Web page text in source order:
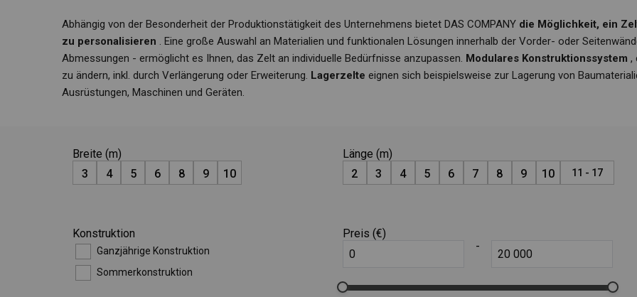
Abhängig von der Besonderheit der Produktionstätigkeit des Unternehmens bietet DAS COMPANY die Möglichkeit, ein
zu personalisieren . Eine große Auswahl an Materialien und funktionalen Lösungen innerhalb der Vorder- oder
Abmessungen - ermöglicht es Ihnen, das Zelt an individuelle Bedürfnisse anzupassen. Modulares Konstruktionssystem ,
zu ändern, inkl. durch Verlängerung oder Erweiterung. Lagerzelte eignen sich beispielsweise zur Lagerung von
Ausrüstungen, Maschinen und Geräten.
Breite (m)
3
4 5 6 8 9 10
Länge (m)
2
3 4 5 6 7 8 9 10 11 - 17
Konstruktion
Ganzjährige Konstruktion
Sommerkonstruktion
Preis (€)
-